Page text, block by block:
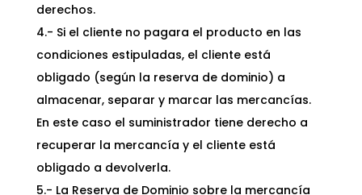
derechos.
4.- Si el cliente no pagara el producto en las
condiciones estipuladas, el cliente está
obligado (según la reserva de dominio) a
almacenar, separar y marcar las mercancías.
En este caso el suministrador tiene derecho a
recuperar la mercancía y el cliente está
obligado a devolverla.
5.- La Reserva de Dominio sobre la mercancía